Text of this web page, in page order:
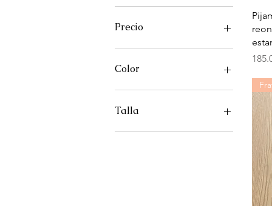
Precio
22.000 COP
Color
Blanco
Crudo
Talla
0